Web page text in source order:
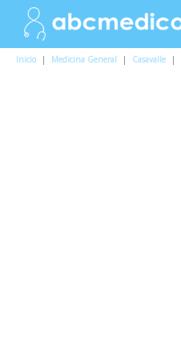
Inicio | Medicina General | Casavalle |